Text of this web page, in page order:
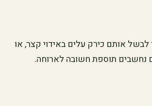
אותם כירק עלים באידוי קצר, או
נחשבים תוספת חשובה לארוחה.